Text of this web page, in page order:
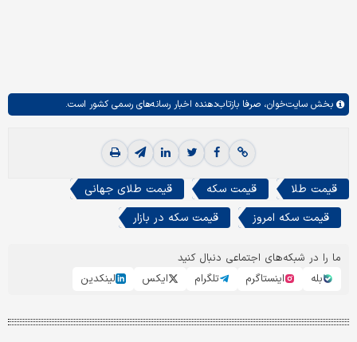
بخش سایت‌خوان، صرفا بازتاب‌دهنده اخبار رسانه‌های رسمی کشور است.
قیمت طلا قیمت سکه
قیمت طلای جهانی
قیمت سکه امروز
قیمت سکه در بازار
ما را در شبکه‌های اجتماعی دنبال کنید
بله
اینستاگرم تلگرام ایکس لینکدین